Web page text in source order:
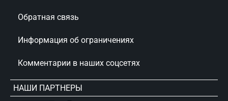
Обратная связь
Информация об ограничениях
Комментарии в наших соцсетях
НАШИ ПАРТНЕРЫ